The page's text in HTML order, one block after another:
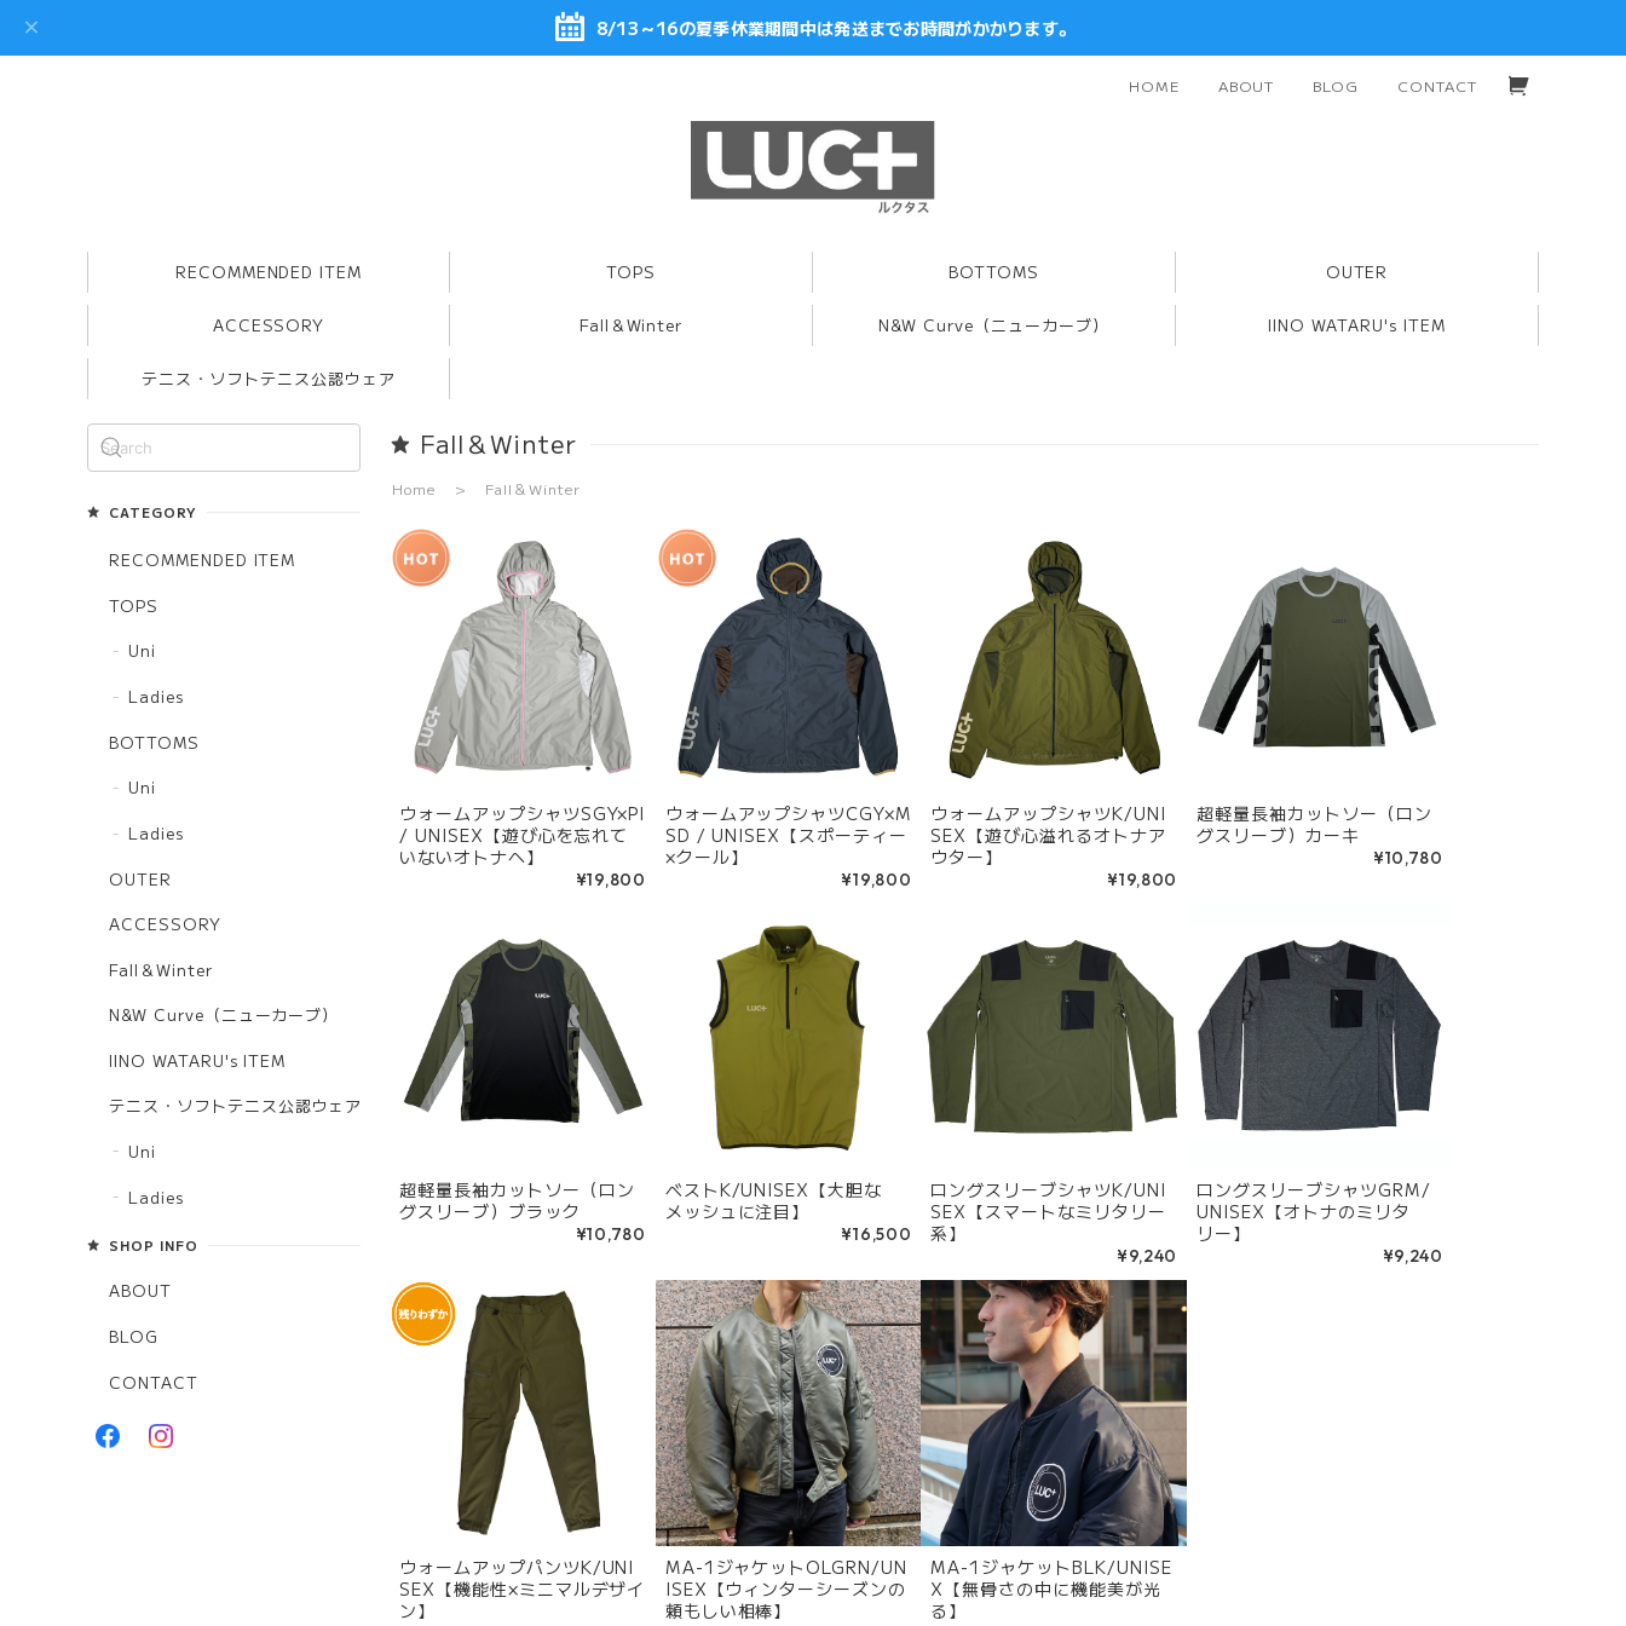
8/13～16の夏季休業期間中は発送までお時間がかかります。
HOME ABOUT BLOG CONTACT
RECOMMENDED ITEM TOPS BOTTOMS OUTER
ACCESSORY Fall＆Winter N&W Curve（ニューカーブ） IINO WATARU's ITEM
テニス・ソフトテニス公認ウェア
CATEGORY
RECOMMENDED ITEM
TOPS
Uni
Ladies
BOTTOMS
Uni
Ladies
OUTER
ACCESSORY
Fall＆Winter
N&W Curve（ニューカーブ）
IINO WATARU's ITEM
テニス・ソフトテニス公認ウェア
Uni
Ladies
SHOP INFO
ABOUT
BLOG
CONTACT
Fall＆Winter
Home Fall＆Winter
ウォームアップシャツSGY×PI
/ UNISEX【遊び心を忘れて
いないオトナへ】
¥19,800
ウォームアップシャツCGY×M
SD / UNISEX【スポーティー
×クール】
¥19,800
ウォームアップシャツK/UNI
SEX【遊び心溢れるオトナア
ウター】
¥19,800
超軽量長袖カットソー（ロン
グスリーブ）カーキ
¥10,780
超軽量長袖カットソー（ロン
グスリーブ）ブラック
¥10,780
ベストK/UNISEX【大胆な
メッシュに注目】
¥16,500
ロングスリーブシャツK/UNI
SEX【スマートなミリタリー
系】
¥9,240
ロングスリーブシャツGRM/
UNISEX【オトナのミリタ
リー】
¥9,240
ウォームアップパンツK/UNI
SEX【機能性×ミニマルデザイ
ン】
MA-1ジャケットOLGRN/UN
ISEX【ウィンターシーズンの
頼もしい相棒】
MA-1ジャケットBLK/UNISE
X【無骨さの中に機能美が光
る】